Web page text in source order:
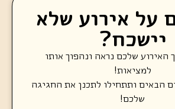
על אירוע שלא
יישכח?
האירוע שלכם נראה ונהפוך אותו
למציאות!
הבאים ותתחילו לתכנן את החגיגה
שלכם!